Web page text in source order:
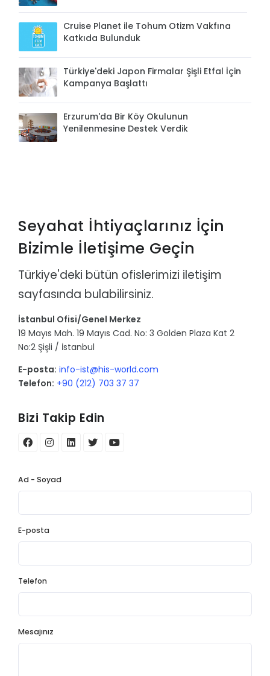
Cruise Planet ile Tohum Otizm Vakfına
Katkıda Bulunduk
Türkiye'deki Japon Firmalar Şişli Etfal İçin
Kampanya Başlattı
Erzurum'da Bir Köy Okulunun
Yenilenmesine Destek Verdik
Seyahat İhtiyaçlarınız İçin
Bizimle İletişime Geçin
Türkiye'deki bütün ofislerimizi iletişim
sayfasında bulabilirsiniz.
İstanbul Ofisi/Genel Merkez
19 Mayıs Mah. 19 Mayıs Cad. No: 3 Golden Plaza Kat 2
No:2 Şişli / İstanbul
E-posta: info-ist@his-world.com
Telefon: +90 (212) 703 37 37
Bizi Takip Edin
Ad - Soyad
E-posta
Telefon
Mesajınız